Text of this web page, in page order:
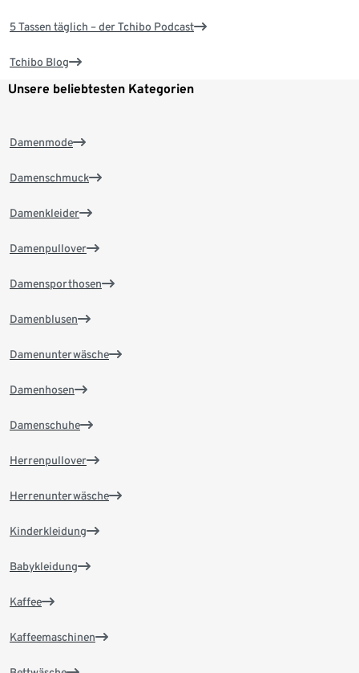
5 Tassen täglich – der Tchibo Podcast
Tchibo Blog
Unsere beliebtesten Kategorien
Damenmode
Damenschmuck
Damenkleider
Damenpullover
Damensporthosen
Damenblusen
Damenunterwäsche
Damenhosen
Damenschuhe
Herrenpullover
Herrenunterwäsche
Kinderkleidung
Babykleidung
Kaffee
Kaffeemaschinen